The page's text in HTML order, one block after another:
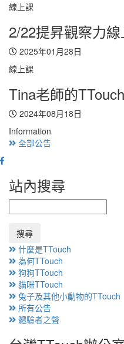
線上課
2/22提昇觀察力
2025年01月28日
線上課
Tina老師的
2024年08月18日
Information
全部公告
站內搜尋
搜尋
什麼是TTouch
為何TTouch
狗狗TTouch
貓咪TTouch
兔子及其他小動物的TTouch
所有公告
體驗者之聲